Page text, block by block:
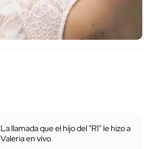
La llamada que el hijo del "R1" le hizo a
Valeria en vivo